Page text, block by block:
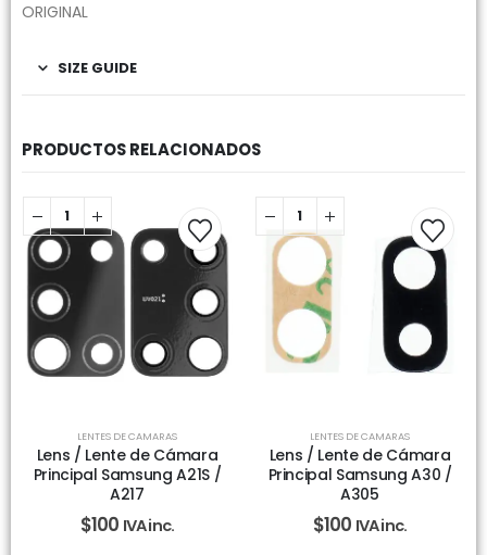
ORIGINAL
SIZE GUIDE
PRODUCTOS RELACIONADOS
LENTES DE CAMARAS
Lens / Lente de Cámara
Principal Samsung A21S /
A217
$100 IVA inc.
LENTES DE CAMARAS
Lens / Lente de Cámara
Principal Samsung A30 /
A305
$100 IVA inc.